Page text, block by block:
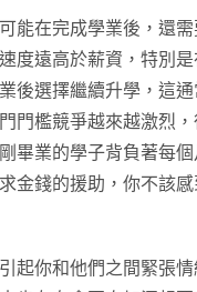
能在完成學業後，還
度遠高於薪資，特別
後選擇繼續升學，這
門檻競爭越來越激烈
畢業的學子背負著每
金錢的援助，你不該感
起你和他們之間緊張